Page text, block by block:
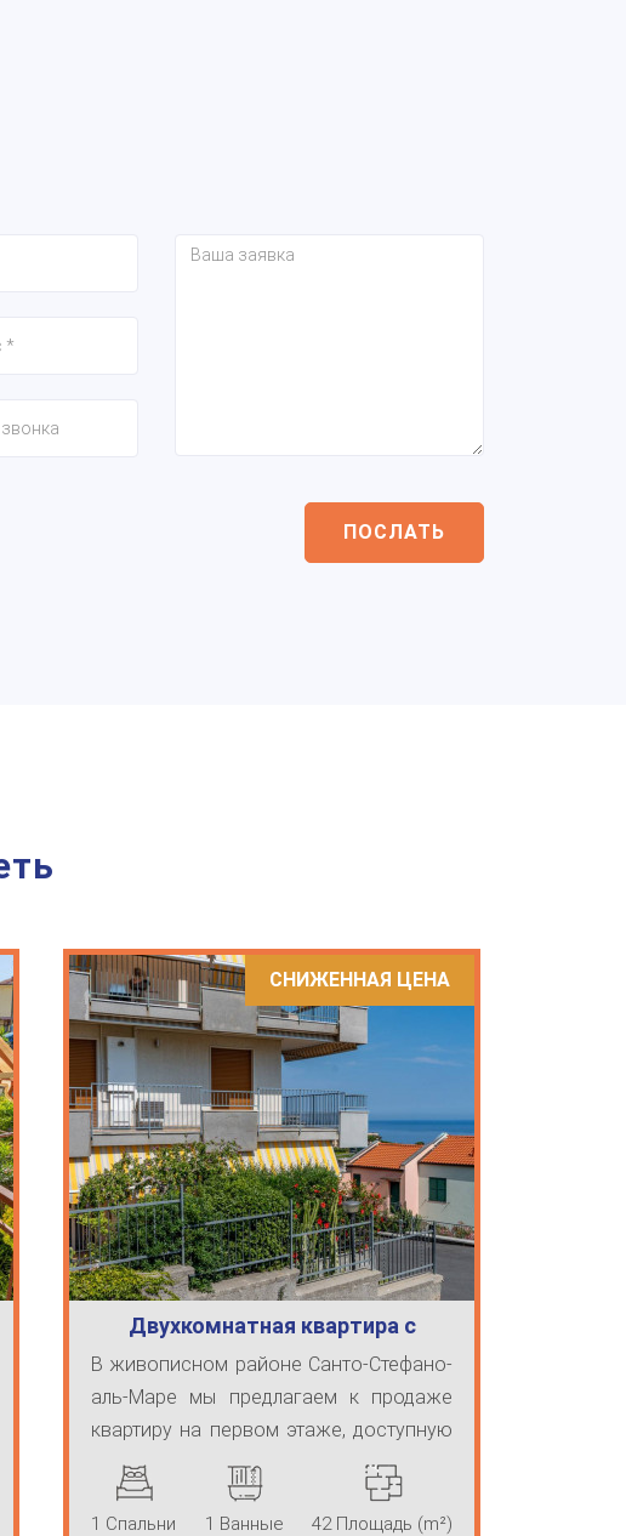
ПОСЛАТЬ
СНИЖЕННАЯ ЦЕНА
Двухкомнатная квартира с
большой террасо
В живописном районе Санто-Стефано-
аль-Маре мы предлагаем к продаже
квартиру на первом этаже, доступную
дл ...
1 Спальни 1 Ванные 42 Площадь (m²)